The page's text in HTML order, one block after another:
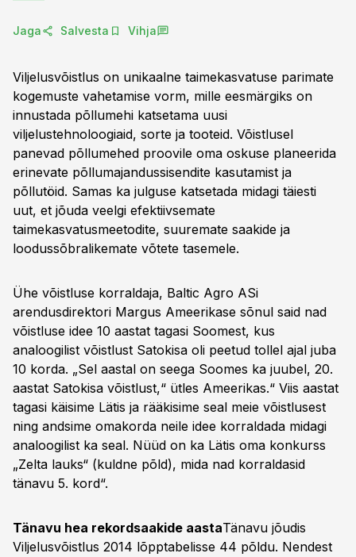
Jaga Salvesta Vihja
Viljelusvõistlus on unikaalne taimekasvatuse parimate
kogemuste vahetamise vorm, mille eesmärgiks on
innustada põllumehi katsetama uusi
viljelustehnoloogiaid, sorte ja tooteid. Võistlusel
panevad põllumehed proovile oma oskuse planeerida
erinevate põllumajandussisendite kasutamist ja
põllutöid. Samas ka julguse katsetada midagi täiesti
uut, et jõuda veelgi efektiivsemate
taimekasvatusmeetodite, suuremate saakide ja
loodussõbralikemate võtete tasemele.
Ühe võistluse korraldaja, Baltic Agro ASi
arendusdirektori Margus Ameerikase sõnul said nad
võistluse idee 10 aastat tagasi Soomest, kus
analoogilist võistlust Satokisa oli peetud tollel ajal juba
10 korda. „Sel aastal on seega Soomes ka juubel, 20.
aastat Satokisa võistlust,“ ütles Ameerikas.“ Viis aastat
tagasi käisime Lätis ja rääkisime seal meie võistlusest
ning andsime omakorda neile idee korraldada midagi
analoogilist ka seal. Nüüd on ka Lätis oma konkurss
„Zelta lauks“ (kuldne põld), mida nad korraldasid
tänavu 5. kord“.
Tänavu hea rekordsaakide aastaTänavu jõudis
Viljelusvõistlus 2014 lõpptabelisse 44 põldu. Nendest